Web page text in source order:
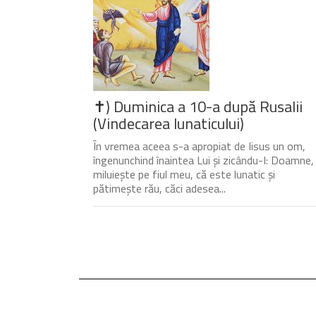
✝) Duminica a 10-a după Rusalii
(Vindecarea lunaticului)
În vremea aceea s-a apropiat de Iisus un om,
îngenunchind înaintea Lui și zicându-I: Doamne,
miluiește pe fiul meu, că este lunatic și
pătimește rău, căci adesea...